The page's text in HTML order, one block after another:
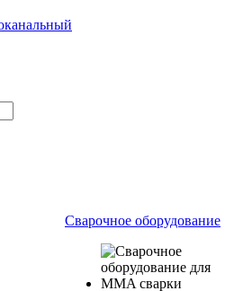
Сварочное оборудование